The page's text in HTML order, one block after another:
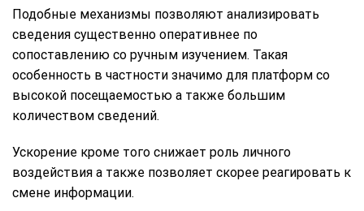
Подобные механизмы позволяют анализировать
сведения существенно оперативнее по
сопоставлению со ручным изучением. Такая
особенность в частности значимо для платформ со
высокой посещаемостью а также большим
количеством сведений.
Ускорение кроме того снижает роль личного
воздействия а также позволяет скорее реагировать к
смене информации.